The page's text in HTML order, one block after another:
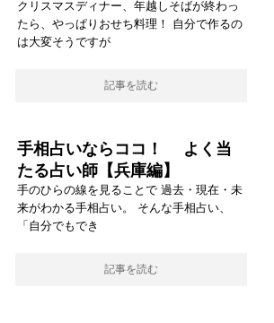
クリスマスディナー、年越しそばが終わっ
たら、やっぱりおせち料理！ 自分で作るの
は大変そうですが
記事を読む
手相占いならココ！ よく当
たる占い師【兵庫編】
手のひらの線を見ることで 過去・現在・未
来がわかる手相占い。 そんな手相占い、
「自分でもでき
記事を読む